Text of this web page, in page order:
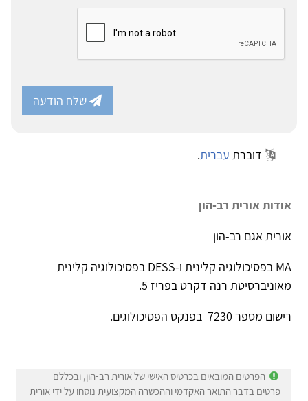
שלח הודעה
דוברת עברית.
אודות אורית רב-הון
אורית אגם רב-הון
MA בפסיכולוגיה קלינית ו-DESS בפסיכולוגיה קלינית
מאוניברסיטת רנה דקרט בפריז 5.
רישום מספר 7230 בפנקס הפסיכולוגים.
הפרטים המובאים בכרטיס האישי של אורית רב-הון, ובכללם
פרטים בדבר התואר האקדמי וההכשרה המקצועית נוסחו על ידי אורית